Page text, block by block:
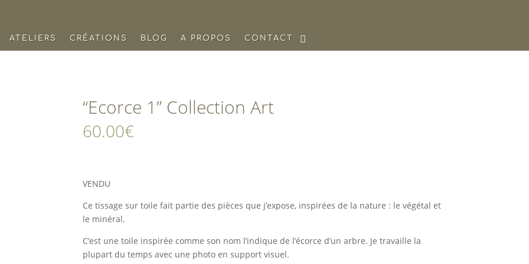
ATELIERS CRÉATIONS BLOG A PROPOS CONTACT
“Ecorce 1” Collection Art
60.00€
VENDU
Ce tissage sur toile fait partie des pièces que j’expose, inspirées de la nature : le végétal et
le minéral.
C’est une toile inspirée comme son nom l’indique de l’écorce d’un arbre. Je travaille la
plupart du temps avec une photo en support visuel.